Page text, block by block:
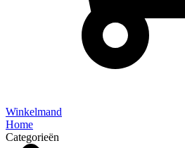
Winkelmand
Home
Categorieën